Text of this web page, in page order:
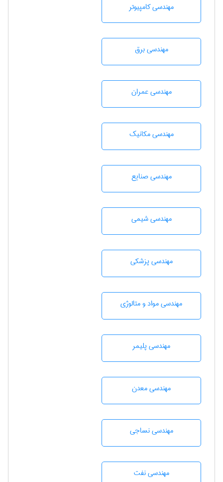
مهندسی كامپيوتر
مهندسی برق
مهندسی عمران
مهندسی مکانیک
مهندسی صنايع
مهندسي شيمی
مهندسی پزشکی
مهندسی مواد و متالوژی
مهندسی پليمر
مهندسی معدن
مهندسي نساجی
مهندسی نفت